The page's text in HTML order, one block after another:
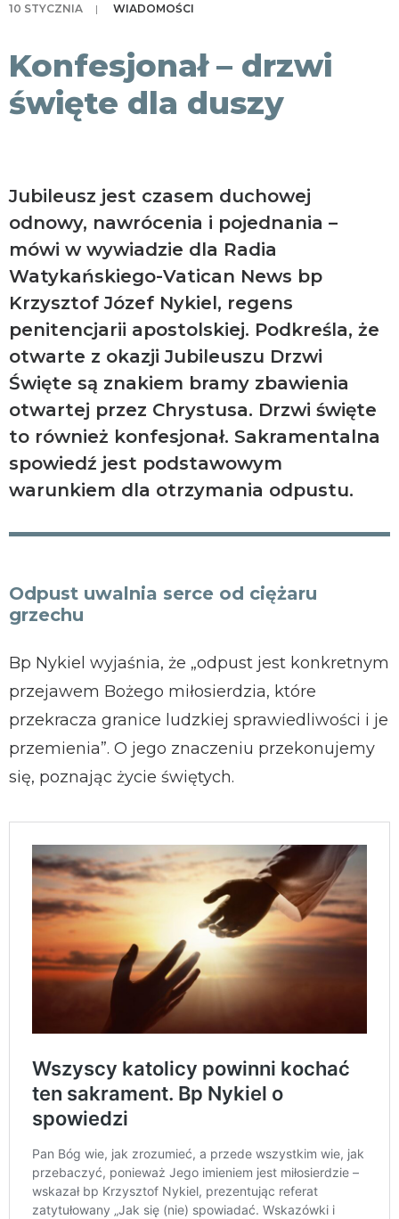
10 STYCZNIA | WIADOMOŚCI
Konfesjonał – drzwi
święte dla duszy
Jubileusz jest czasem duchowej
odnowy, nawrócenia i pojednania –
mówi w wywiadzie dla Radia
Watykańskiego-Vatican News bp
Krzysztof Józef Nykiel, regens
penitencjarii apostolskiej. Podkreśla, że
otwarte z okazji Jubileuszu Drzwi
Święte są znakiem bramy zbawienia
otwartej przez Chrystusa. Drzwi święte
to również konfesjonał. Sakramentalna
spowiedź jest podstawowym
warunkiem dla otrzymania odpustu.
Odpust uwalnia serce od ciężaru
grzechu
Bp Nykiel wyjaśnia, że „odpust jest konkretnym
przejawem Bożego miłosierdzia, które
przekracza granice ludzkiej sprawiedliwości i je
przemienia”. O jego znaczeniu przekonujemy
się, poznając życie świętych.